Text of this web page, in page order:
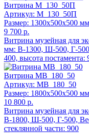
Витрина М_130_50П
Артикул: М_130_50П
Размер: 1300x500x500 мм
9 700 р.
Витрина музейная для
мм: В-1300, Ш-500, Г-
400, высота постамента:
Витрина МВ_180_50
Артикул: МВ_180_50
Размер: 1800x500x500 мм
10 800 р.
Витрина музейная для
В-1800, Ш-500, Г-500,
стеклянной части: 900